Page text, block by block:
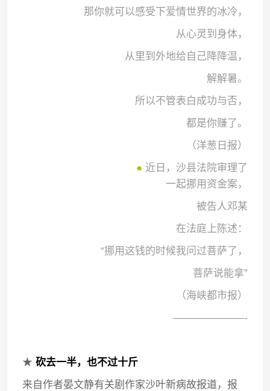
那你就可以感受下爱情世界的冰冷，
从心灵到身体，
从里到外地给自己降降温，
解解暑。
所以不管表白成功与否，
都是你赚了。
（洋葱日报）
● 近日，沙县法院审理了
一起挪用资金案，
被告人邓某
在法庭上陈述：
“挪用这钱的时候我问过菩萨了，
菩萨说能拿”
（海峡都市报）
———————-
★砍去一半，也不过十斤
来自作者晏文静有关剧作家沙叶新病故报道，报